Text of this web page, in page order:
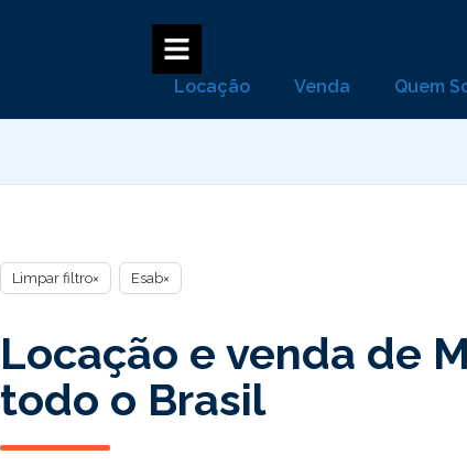
Locação Venda Quem
Limpar filtro× Esab×
Locação e venda de
todo o Brasil